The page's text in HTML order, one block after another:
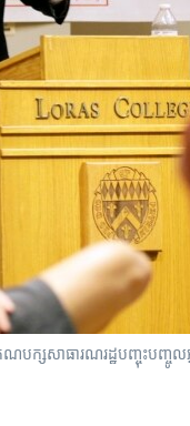
ក្ស​សាធារណរដ្ឋ​បញ្ចុះបញ្ចូល​